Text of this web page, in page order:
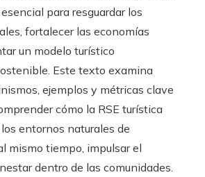
para resguardar los
fortalecer las economías
un modelo turístico
Este texto examina
ejemplos y métricas clave
cómo la RSE turística
entornos naturales de
mismo tiempo, impulsar el
dentro de las comunidades.